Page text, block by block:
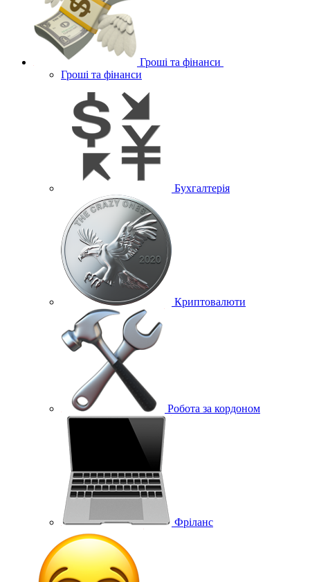
Гроші та фінанси
Гроші та фінанси
Бухгалтерія
Криптовалюти
Робота за кордоном
Фріланс